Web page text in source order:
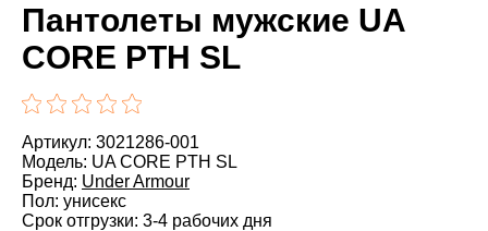
Пантолеты мужские UA
CORE PTH SL
Артикул: 3021286-001
Модель: UA CORE PTH SL
Бренд: Under Armour
Пол: унисекс
Срок отгрузки: 3-4 рабочих дня